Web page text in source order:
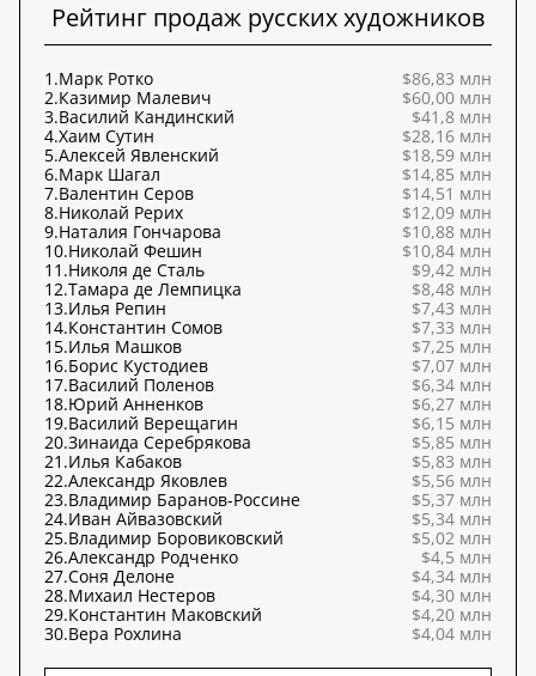
Рейтинг продаж русских художников
1.Марк Ротко
$86,83 млн
2.Казимир Малевич
$60,00 млн
3.Василий Кандинский
$41,8 млн
4.Хаим Сутин
$28,16 млн
5.Алексей Явленский
$18,59 млн
6.Марк Шагал
$14,85 млн
7.Валентин Серов
$14,51 млн
8.Николай Рерих
$12,09 млн
9.Наталия Гончарова
$10,88 млн
10.Николай Фешин
$10,84 млн
11.Николя де Сталь
$9,42 млн
12.Тамара де Лемпицка
$8,48 млн
13.Илья Репин
$7,43 млн
14.Константин Сомов
$7,33 млн
15.Илья Машков
$7,25 млн
16.Борис Кустодиев
$7,07 млн
17.Василий Поленов
$6,34 млн
18.Юрий Анненков
$6,27 млн
19.Василий Верещагин
$6,15 млн
20.Зинаида Серебрякова
$5,85 млн
21.Илья Кабаков
$5,83 млн
22.Александр Яковлев
$5,56 млн
23.Владимир Баранов-Россине
$5,37 млн
24.Иван Айвазовский
$5,34 млн
25.Владимир Боровиковский
$5,02 млн
26.Александр Родченко
$4,5 млн
27.Соня Делоне
$4,34 млн
28.Михаил Нестеров
$4,30 млн
29.Константин Маковский
$4,20 млн
30.Вера Рохлина $4,04 млн